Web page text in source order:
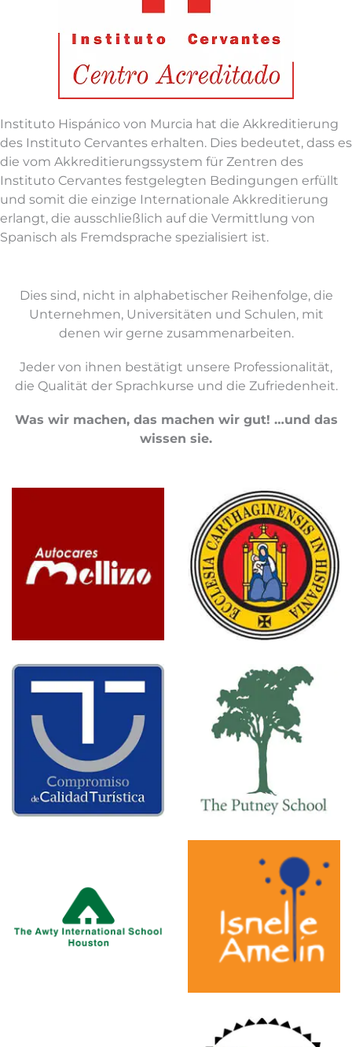
Instituto Hispánico von Murcia hat die Akkreditierung
des Instituto Cervantes erhalten. Dies bedeutet, dass es
die vom Akkreditierungssystem für Zentren des
Instituto Cervantes festgelegten Bedingungen erfüllt
und somit die einzige Internationale Akkreditierung
erlangt, die ausschließlich auf die Vermittlung von
Spanisch als Fremdsprache spezialisiert ist.
Dies sind, nicht in alphabetischer Reihenfolge, die
Unternehmen, Universitäten und Schulen, mit
denen wir gerne zusammenarbeiten.
Jeder von ihnen bestätigt unsere Professionalität,
die Qualität der Sprachkurse und die Zufriedenheit.
Was wir machen, das machen wir gut! …und das
wissen sie.